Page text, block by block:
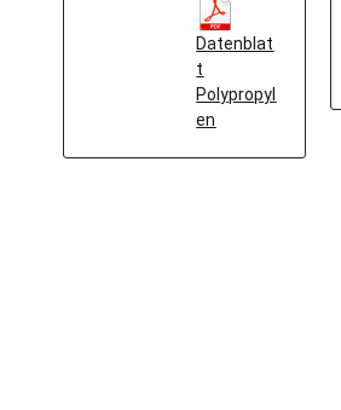
Datenblat
t
Polypropyl
en